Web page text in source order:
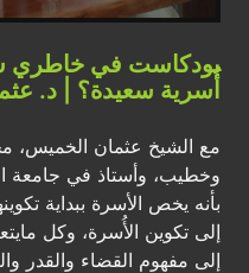
بودكاست في خاطري
أُسرية سعيدة؟ | د.
مع الشيخ عثمان الخميس،
وخطيب، وأستاذ في جامعة
بأنه يخص الأسرة ببداية
إلى تكوين الأُسرة، وكل
إلى مفهوم القضاء والقدر